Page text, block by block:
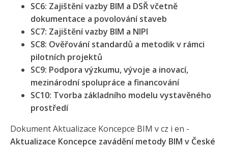
SC6: Zajištění vazby BIM a DSŘ včetně
dokumentace a povolování staveb
SC7: Zajištění vazby BIM a NIPI
SC8: Ověřování standardů a metodik v rámci
pilotních projektů
SC9: Podpora výzkumu, vývoje a inovací,
mezinárodní spolupráce a financování
SC10: Tvorba základního modelu vystavěného
prostředí
Dokument Aktualizace Koncepce BIM v cz i en -
Aktualizace Koncepce zavádění metody BIM v České